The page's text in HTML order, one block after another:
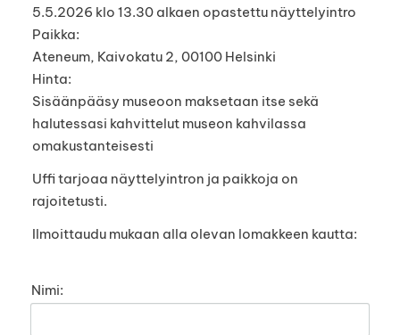
5.5.2026 klo 13.30 alkaen opastettu näyttelyintro
Paikka:
Ateneum, Kaivokatu 2, 00100 Helsinki
Hinta:
Sisäänpääsy museoon maksetaan itse sekä
halutessasi kahvittelut museon kahvilassa
omakustanteisesti
Uffi tarjoaa näyttelyintron ja paikkoja on
rajoitetusti.
Ilmoittaudu mukaan alla olevan lomakkeen kautta:
Nimi: